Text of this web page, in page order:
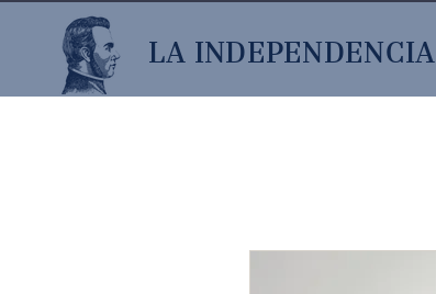
LA INDEPENDENCIA